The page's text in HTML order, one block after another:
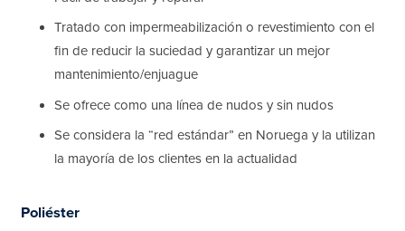
Tratado con impermeabilización o revestimiento con el
fin de reducir la suciedad y garantizar un mejor
mantenimiento/enjuague
Se ofrece como una línea de nudos y sin nudos
Se considera la “red estándar” en Noruega y la utilizan
la mayoría de los clientes en la actualidad
Poliéster